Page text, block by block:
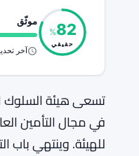
82
%
حقيقي
موثّق
آخر تحديث 2
في مجال التأمين
للهيئة. وينتهي باب التقديم في